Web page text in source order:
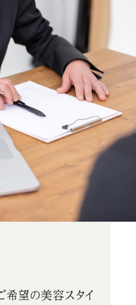
希望の美容スタイ